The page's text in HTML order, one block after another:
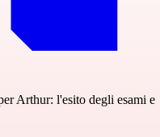
Arthur: l'esito degli esami e